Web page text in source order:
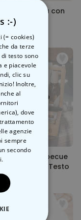
con
disponibile
per Barbecue
con Testo
:-)
(= cookies)
da terze
testo sono
e piacevole
clic su
Inoltre,
al
dove
agenzie
sempre
secondo